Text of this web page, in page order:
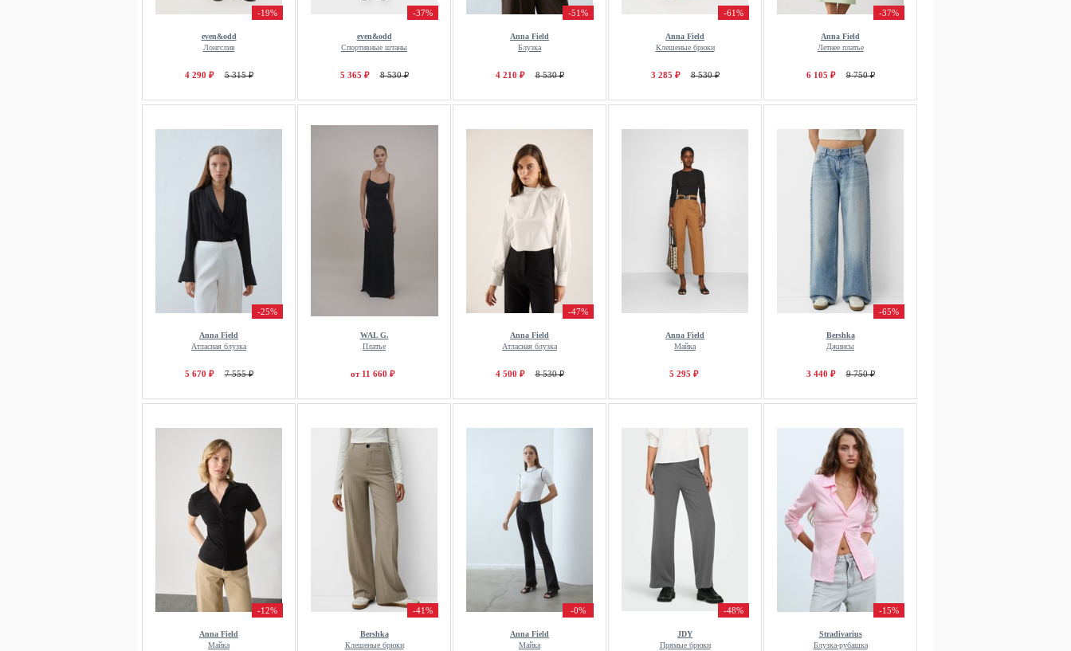
-19%
even&odd
Лонгслив
4 290 ₽ 5 315 ₽
-37%
even&odd
Спортивные штаны
5 365 ₽ 8 530 ₽
-51%
Anna Field
Блузка
4 210 ₽ 8 530 ₽
-61%
Anna Field
Клешеные брюки
3 285 ₽ 8 530 ₽
-37%
Anna Field
Летнее платье
6 105 ₽ 9 750 ₽
-25%
Anna Field
Атласная блузка
5 670 ₽ 7 555 ₽
WAL G.
Платье
от 11 660 ₽
-47%
Anna Field
Атласная блузка
4 500 ₽ 8 530 ₽
Anna Field
Майка
5 295 ₽
-65%
Bershka
Джинсы
3 440 ₽ 9 750 ₽
-12%
Anna Field
Майка
-41%
Bershka
Клешеные брюки
-0%
Anna Field
Майка
-48%
JDY
Прямые брюки
-15%
Stradivarius
Блузка-рубашка